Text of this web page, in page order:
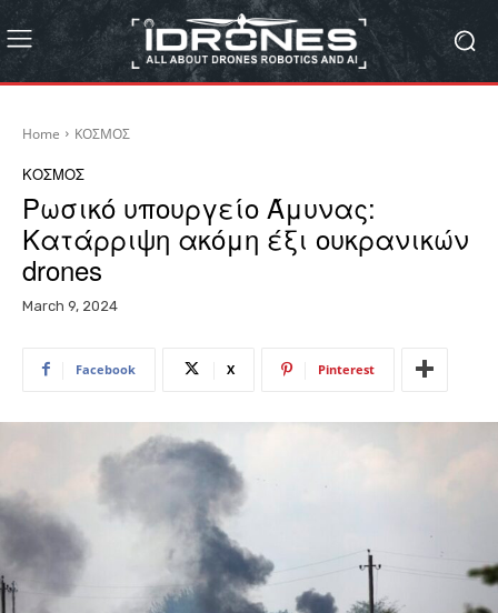
Home ΚΟΣΜΟΣ
ΚΟΣΜΟΣ
Ρωσικό υπουργείο Άμυνας:
Κατάρριψη ακόμη έξι ουκρανικών
drones
March 9, 2024
Facebook X Pinterest